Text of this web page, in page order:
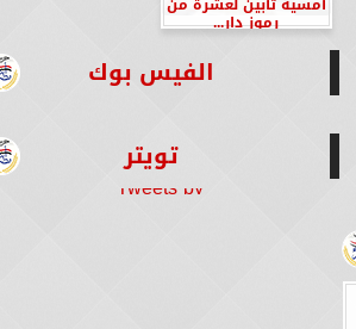
رموز دار...
الفيس بوك
تويتر
Tweets by